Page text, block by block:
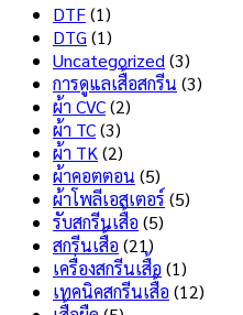
DTF(1)
DTG (1)
Uncategorized (3)
การดูแลเสื้อสกรีน (3)
ผ้า CVC(2)
ผ้า TC(3)
ผ้า TK (2)
ผ้าคอตตอน (5)
ผ้าโพลีเอสเตอร์ (5)
รับสกรีนเสื้อ (5)
สกรีนเสื้อ (21)
เครื่องสกรีนเสื้อ (1)
เทคนิคสกรีนเสื้อ (12)